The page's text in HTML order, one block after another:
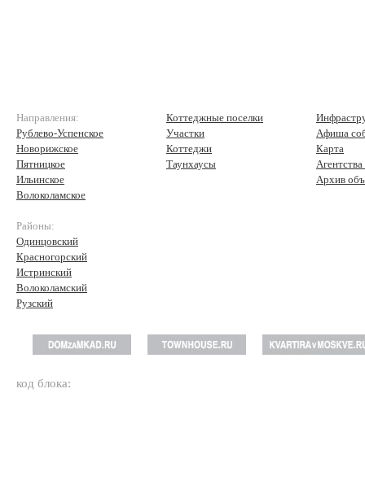
Направления:
Рублево-Успенское
Новорижское
Пятницкое
Ильинское
Волоколамское
Районы:
Одинцовский
Красногорский
Истринский
Волоколамский
Рузский
Коттеджные поселки
Участки
Коттеджи
Таунхаусы
Афиша
Карта
Архив
код блока: